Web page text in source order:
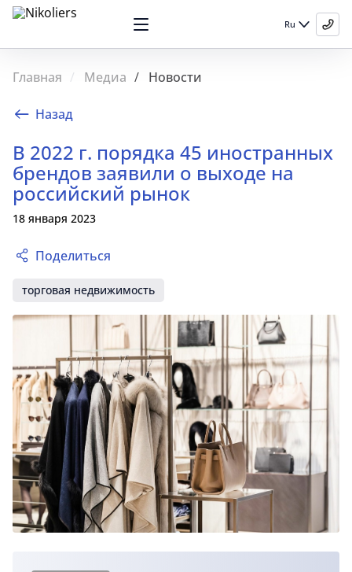
Ru
Главная Медиа Новости
Назад
В 2022 г. порядка 45 иностранных
брендов заявили о выходе на
российский рынок
18 января 2023
Поделиться
торговая недвижимость